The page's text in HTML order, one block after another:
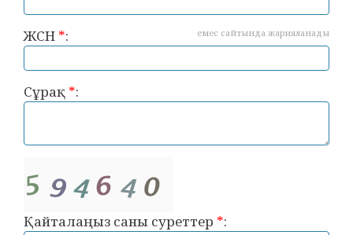
ЖСН *: емес сайтында жарияланады
Сұрақ *:
Қайталаңыз саны суреттер *: